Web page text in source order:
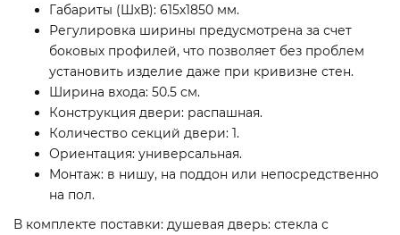
Габариты (ШхВ): 615х1850 мм.
Регулировка ширины предусмотрена за счет
боковых профилей, что позволяет без проблем
установить изделие даже при кривизне стен.
Ширина входа: 50.5 см.
Конструкция двери: распашная.
Количество секций двери: 1.
Ориентация: универсальная.
Монтаж: в нишу, на поддон или непосредственно
на пол.
В комплекте поставки: душевая дверь: стекла с